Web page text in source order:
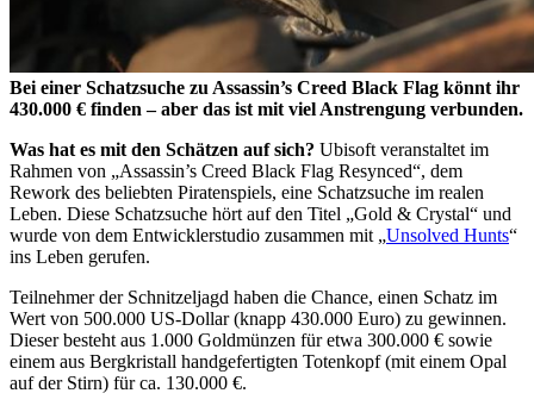
Bei einer Schatzsuche zu Assassin’s Creed Black Flag könnt ihr
430.000 € finden – aber das ist mit viel Anstrengung verbunden.
Was hat es mit den Schätzen auf sich? Ubisoft veranstaltet im
Rahmen von „Assassin’s Creed Black Flag Resynced“, dem
Rework des beliebten Piratenspiels, eine Schatzsuche im realen
Leben. Diese Schatzsuche hört auf den Titel „Gold & Crystal“ und
wurde von dem Entwicklerstudio zusammen mit „Unsolved Hunts“
ins Leben gerufen.
Teilnehmer der Schnitzeljagd haben die Chance, einen Schatz im
Wert von 500.000 US-Dollar (knapp 430.000 Euro) zu gewinnen.
Dieser besteht aus 1.000 Goldmünzen für etwa 300.000 € sowie
einem aus Bergkristall handgefertigten Totenkopf (mit einem Opal
auf der Stirn) für ca. 130.000 €.